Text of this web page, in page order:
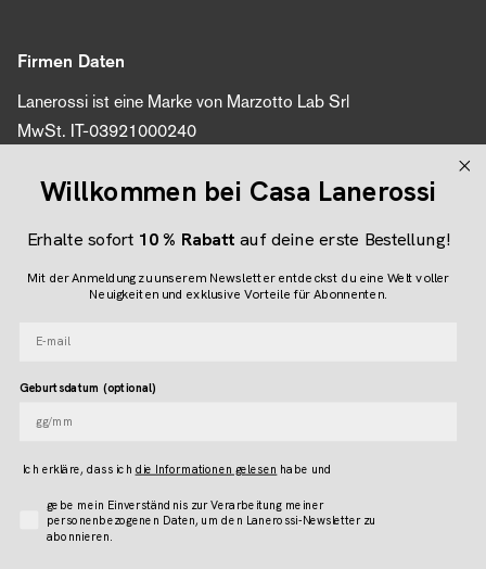
Firmen Daten
Lanerossi ist eine Marke von Marzotto Lab Srl
MwSt. IT-03921000240
Umsatzsteuer-Identifikationsnummer 04616450260
Facebook
Pinterest
Language
DEUTSCH
© LANEROSSI 2026
Willkommen bei Casa Lanerossi
Erhalte sofort 10 % Rabatt auf deine erste Bestellung!
Mit der Anmeldung zu unserem Newsletter entdeckst du eine Welt voller
Neuigkeiten und exklusive Vorteile für Abonnenten.
Geburtsdatum (optional)
Ich erkläre, dass ich die Informationen gelesen habe und
Accettazione Privacy
gebe mein Einverständnis zur Verarbeitung meiner
personenbezogenen Daten, um den Lanerossi-Newsletter zu
abonnieren.